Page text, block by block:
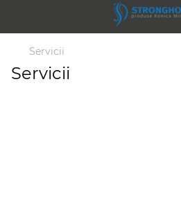
Servicii
Servicii